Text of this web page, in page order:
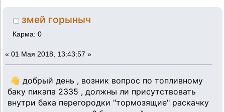
змей горыныч
Карма: 0
« 01 Мая 2018, 13:43:57 »
👋 добрый день , возник вопрос по топливному
баку пикапа 2335 , должны ли присутствовать
внутри бака перегородки "тормозящие" раскачку